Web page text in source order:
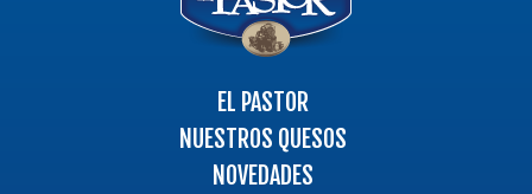
EL PASTOR
NUESTROS QUESOS
NOVEDADES